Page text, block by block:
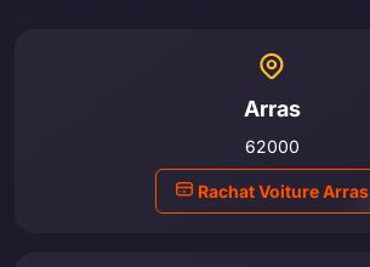
Arras
62000
Rachat Voiture Arras